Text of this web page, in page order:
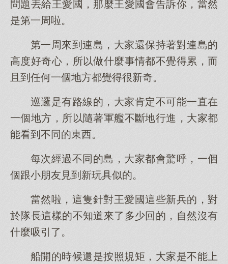
問題丟給王愛國，那麼王愛國會告訴你，當然
是第一周啦。
第一周來到連島，大家還保持著對連島的
高度好奇心，所以做什麼事情都不覺得累，而
且到任何一個地方都覺得很新奇。
巡邏是有路線的，大家肯定不可能一直在
一個地方，所以隨著軍艦不斷地行進，大家都
能看到不同的東西。
每次經過不同的島，大家都會驚呼，一個
個跟小朋友見到新玩具似的。
當然啦，這隻針對王愛國這些新兵的，對
於隊長這樣的不知道來了多少回的，自然沒有
什麼吸引了。
船開的時候還是按照規矩，大家是不能上